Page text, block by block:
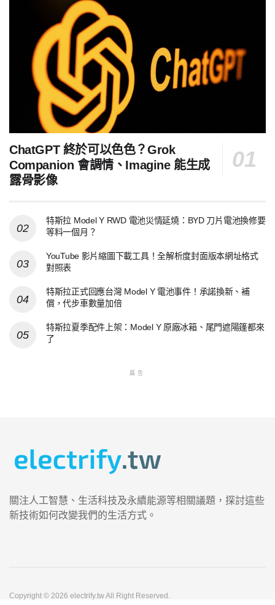
ChatGPT 終於可以色色？Grok
Companion 會調情、Imagine 能生成
露骨影像
特斯拉 Model Y RWD 電池災情延燒：BYD 刀片電池換修要
等料一個月？
YouTube 影片縮圖下載工具！全解析度封面版本網址格式
對照表
特斯拉正式回應台灣 Model Y 電池事件！承諾換新、補
償，代步車數量加倍
特斯拉夏季配件上架：Model Y 原廠冰箱、尾門遮陽篷都來
了
廣告
關注人工智慧、生活科技及永續能源等相關議題，探討這些
新技術如何改變我們的生活方式。
Copyright © 2026 electrify.tw All Right Reserved.